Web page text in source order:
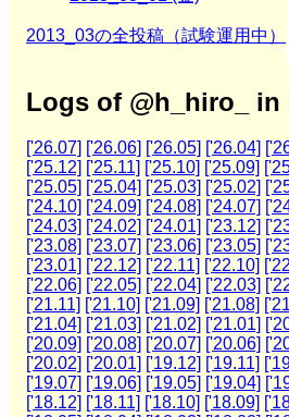
2013_03の全投稿（試験運用中）
Logs of @h_hiro_
['26.07] ['26.06] ['26.05] ['26.04]
['25.12] ['25.11] ['25.10] ['25.09]
['25.05] ['25.04] ['25.03] ['25.02]
['24.10] ['24.09] ['24.08] ['24.07]
['24.03] ['24.02] ['24.01] ['23.12]
['23.08] ['23.07] ['23.06] ['23.05]
['23.01] ['22.12] ['22.11] ['22.10]
['22.06] ['22.05] ['22.04] ['22.03]
['21.11] ['21.10] ['21.09] ['21.08]
['21.04] ['21.03] ['21.02] ['21.01]
['20.09] ['20.08] ['20.07] ['20.06]
['20.02] ['20.01] ['19.12] ['19.11]
['19.07] ['19.06] ['19.05] ['19.04]
['18.12] ['18.11] ['18.10] ['18.09]